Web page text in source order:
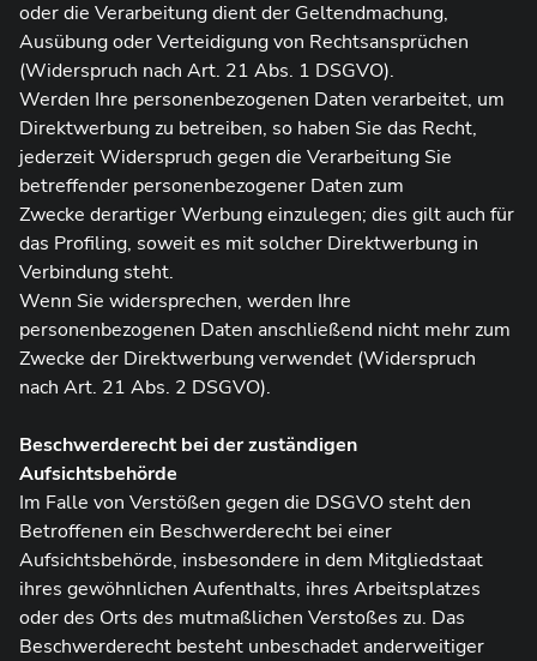
oder die Verarbeitung dient der Geltendmachung,
Ausübung oder Verteidigung von Rechtsansprüchen
(Widerspruch nach Art. 21 Abs. 1 DSGVO).
Werden Ihre personenbezogenen Daten verarbeitet, um
Direktwerbung zu betreiben, so haben Sie das Recht,
jederzeit Widerspruch gegen die Verarbeitung Sie
betreffender personenbezogener Daten zum
Zwecke derartiger Werbung einzulegen; dies gilt auch für
das Profiling, soweit es mit solcher Direktwerbung in
Verbindung steht.
Wenn Sie widersprechen, werden Ihre
personenbezogenen Daten anschließend nicht mehr zum
Zwecke der Direktwerbung verwendet (Widerspruch
nach Art. 21 Abs. 2 DSGVO).
Beschwerderecht bei der zuständigen
Aufsichtsbehörde
Im Falle von Verstößen gegen die DSGVO steht den
Betroffenen ein Beschwerderecht bei einer
Aufsichtsbehörde, insbesondere in dem Mitgliedstaat
ihres gewöhnlichen Aufenthalts, ihres Arbeitsplatzes
oder des Orts des mutmaßlichen Verstoßes zu. Das
Beschwerderecht besteht unbeschadet anderweitiger